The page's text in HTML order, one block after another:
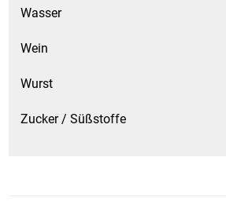
Wasser
Wein
Wurst
Zucker / Süßstoffe